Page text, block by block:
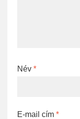
Név *
E-mail cím *